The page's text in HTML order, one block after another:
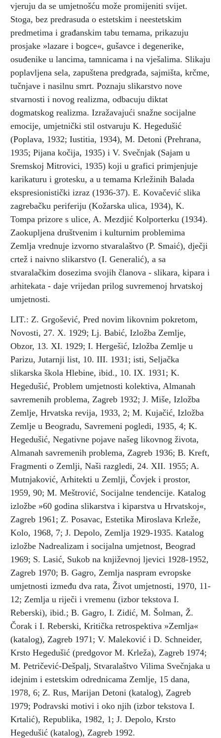
vjeruju da se umjetnošću može promijeniti svijet.
Stoga, bez predrasuda o estetskim i neestetskim
predmetima i građanskim tabu temama, prikazuju
prosjake »lazare i bogce«, gušavce i degenerike,
osuđenike u lancima, tamnicama i na vješalima. Slikaju
poplavljena sela, zapuštena predgrađa, sajmišta, krčme,
tučnjave i nasilnu smrt. Poznaju slikarstvo nove
stvarnosti i novog realizma, odbacuju diktat
dogmatskog realizma. Izražavajući snažne socijalne
emocije, umjetnički stil ostvaruju K. Hegedušić
(Poplava, 1932; Iustitia, 1934), M. Detoni (Prehrana,
1935; Pijana kočija, 1935) i V. Svečnjak (Sajam u
Sremskoj Mitrovici, 1935) koji u grafici primjenjuje
karikaturu i grotesku, a u temama Krležinih Balada
ekspresionistički izraz (1936-37). E. Kovačević slika
zagrebačku periferiju (Kožarska ulica, 1934), K.
Tompa prizore s ulice, A. Mezdjić Kolporterku (1934).
Zaokupljena društvenim i kulturnim problemima
Zemlja vrednuje izvorno stvaralaštvo (P. Smaić), dječji
crtež i naivno slikarstvo (I. Generalić), a sa
stvaralačkim dosezima svojih članova - slikara, kipara i
arhitekata - daje vrijedan prilog suvremenoj hrvatskoj
umjetnosti.
LIT.: Z. Grgošević, Pred novim likovnim pokretom,
Novosti, 27. X. 1929; Lj. Babić, Izložba Zemlje,
Obzor, 13. XI. 1929; I. Hergešić, Izložba Zemlje u
Parizu, Jutarnji list, 10. III. 1931; isti, Seljačka
slikarska škola Hlebine, ibid., 10. IX. 1931; K.
Hegedušić, Problem umjetnosti kolektiva, Almanah
savremenih problema, Zagreb 1932; J. Miše, Izložba
Zemlje, Hrvatska revija, 1933, 2; M. Kujačić, Izložba
Zemlje u Beogradu, Savremeni pogledi, 1935, 4; K.
Hegedušić, Negativne pojave našeg likovnog života,
Almanah savremenih problema, Zagreb 1936; B. Kreft,
Fragmenti o Zemlji, Naši razgledi, 24. XII. 1955; A.
Mutnjaković, Arhitekti u Zemlji, Čovjek i prostor,
1959, 90; M. Meštrović, Socijalne tendencije. Katalog
izložbe »60 godina slikarstva i kiparstva u Hrvatskoj«,
Zagreb 1961; Z. Posavac, Estetika Miroslava Krleže,
Kolo, 1968, 7; J. Depolo, Zemlja 1929-1935. Katalog
izložbe Nadrealizam i socijalna umjetnost, Beograd
1969; S. Lasić, Sukob na književnoj ljevici 1928-1952,
Zagreb 1970; B. Gagro, Zemlja naspram evropske
umjetnosti između dva rata, Život umjetnosti, 1970, 11-
12; Zemlja u riječi i vremenu (izbor tekstova I.
Reberski), ibid.; B. Gagro, I. Zidić, M. Šolman, Ž.
Čorak i I. Reberski, Kritička retrospektiva »Zemlja«
(katalog), Zagreb 1971; V. Maleković i D. Schneider,
Krsto Hegedušić (predgovor M. Krleža), Zagreb 1974;
M. Petričević-Dešpalj, Stvaralaštvo Vilima Svečnjaka u
idejnim i estetskim odrednicama Zemlje, 15 dana,
1978, 6; Z. Rus, Marijan Detoni (katalog), Zagreb
1979; Podravski motivi i oko njih (izbor tekstova I.
Krtalić), Republika, 1982, 1; J. Depolo, Krsto
Hegedušić (katalog), Zagreb 1992.